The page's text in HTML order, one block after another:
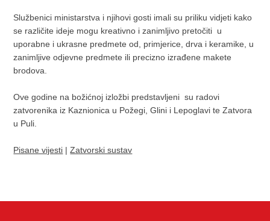
Službenici ministarstva i njihovi gosti imali su priliku vidjeti kako
se različite ideje mogu kreativno i zanimljivo pretočiti u
uporabne i ukrasne predmete od, primjerice, drva i keramike, u
zanimljive odjevne predmete ili precizno izrađene makete
brodova.
Ove godine na božićnoj izložbi predstavljeni su radovi
zatvorenika iz Kaznionica u Požegi, Glini i Lepoglavi te Zatvora
u Puli.
Pisane vijesti |Zatvorski sustav